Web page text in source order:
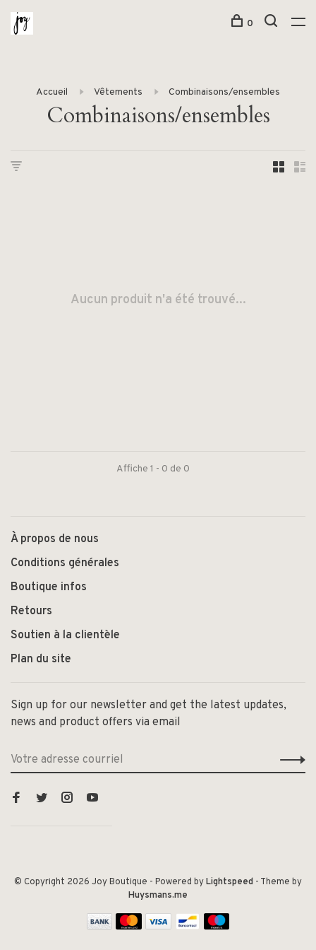
0
Accueil Vêtements Combinaisons/ensembles
Combinaisons/ensembles
Aucun produit n'a été trouvé...
Affiche 1 - 0 de 0
À propos de nous
Conditions générales
Boutique infos
Retours
Soutien à la clientèle
Plan du site
Sign up for our newsletter and get the latest updates,
news and product offers via email
© Copyright 2026 Joy Boutique - Powered byLightspeed - Theme by
Huysmans.me